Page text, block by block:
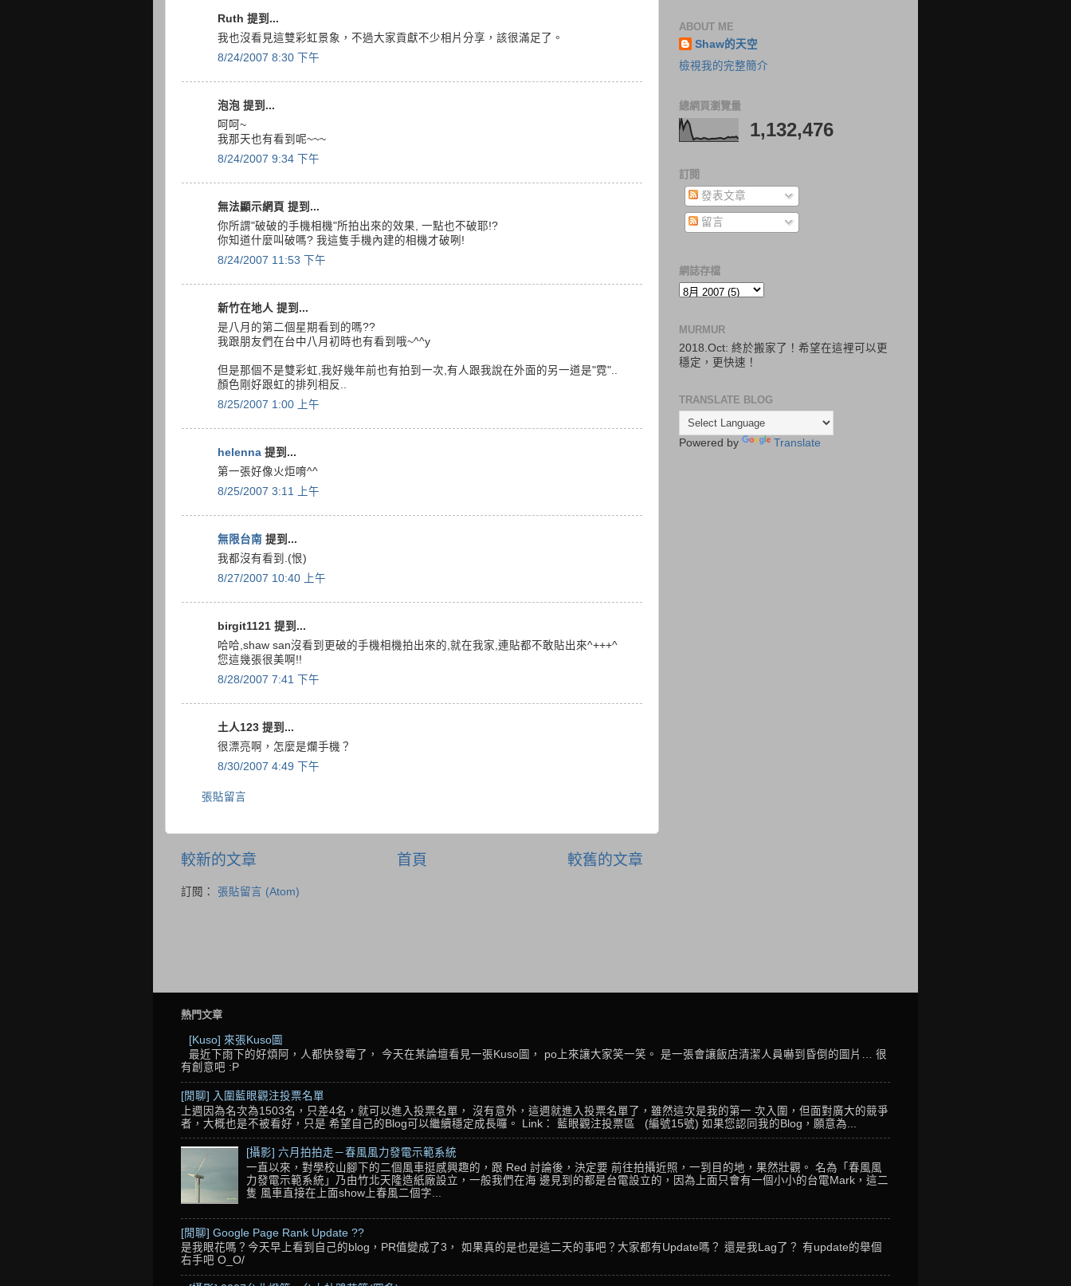
Ruth 提到...
我也沒看見這雙彩虹景象，不過大家貢獻不少相片分享，該很滿足了。
8/24/2007 8:30 下午
泡泡 提到...
呵呵~
我那天也有看到呢~~~
8/24/2007 9:34 下午
無法顯示網頁 提到...
你所謂"破破的手機相機"所拍出來的效果, 一點也不破耶!?
你知道什麼叫破嗎? 我這隻手機內建的相機才破咧!
8/24/2007 11:53 下午
新竹在地人 提到...
是八月的第二個星期看到的嗎??
我跟朋友們在台中八月初時也有看到哦~^^y
但是那個不是雙彩虹,我好幾年前也有拍到一次,有人跟我說在外面的另一道是"霓"..
顏色剛好跟虹的排列相反..
8/25/2007 1:00 上午
helenna 提到...
第一張好像火炬唷^^
8/25/2007 3:11 上午
無限台南 提到...
我都沒有看到.(恨)
8/27/2007 10:40 上午
birgit1121 提到...
哈哈,shaw san沒看到更破的手機相機拍出來的,就在我家,連貼都不敢貼出來^+++^
您這幾張很美啊!!
8/28/2007 7:41 下午
土人123 提到...
很漂亮啊，怎麼是爛手機？
8/30/2007 4:49 下午
張貼留言
較新的文章 較舊的文章
首頁
訂閱： 張貼留言 (Atom)
ABOUT ME
Shaw的天空
檢視我的完整簡介
總網頁瀏覽量
1,132,476
訂閱
發表文章
留言
網誌存檔
MURMUR
2018.Oct: 終於搬家了！希望在這裡可以更
穩定，更快速！
TRANSLATE BLOG
Powered by Translate
熱門文章
[Kuso] 來張Kuso圖
最近下雨下的好煩阿，人都快發霉了， 今天在某論壇看見一張Kuso圖， po上來讓大家笑一笑。 是一張會讓飯店清潔人員嚇到昏倒的圖片… 很
有創意吧 :P
[閒聊] 入圍藍眼觀注投票名單
上週因為名次為1503名，只差4名，就可以進入投票名單， 沒有意外，這週就進入投票名單了，雖然這次是我的第一 次入圍，但面對廣大的競爭
者，大概也是不被看好，只是 希望自己的Blog可以繼續穩定成長囉。 Link： 藍眼觀注投票區 (編號15號) 如果您認同我的Blog，願意為...
[攝影] 六月拍拍走－春風風力發電示範系統
一直以來，對學校山腳下的二個風車挺感興趣的，跟 Red 討論後，決定要 前往拍攝近照，一到目的地，果然壯觀。 名為「春風風
力發電示範系統」乃由竹北天隆造紙廠設立，一般我們在海 邊見到的都是台電設立的，因為上面只會有一個小小的台電Mark，這二
隻 風車直接在上面show上春風二個字...
[閒聊] Google Page Rank Update ??
是我眼花嗎？今天早上看到自己的blog，PR值變成了3， 如果真的是也是這二天的事吧？大家都有Update嗎？ 還是我Lag了？ 有update的舉個
右手吧 O_O/